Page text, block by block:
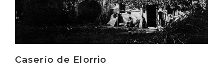
Caserío de Elorrio